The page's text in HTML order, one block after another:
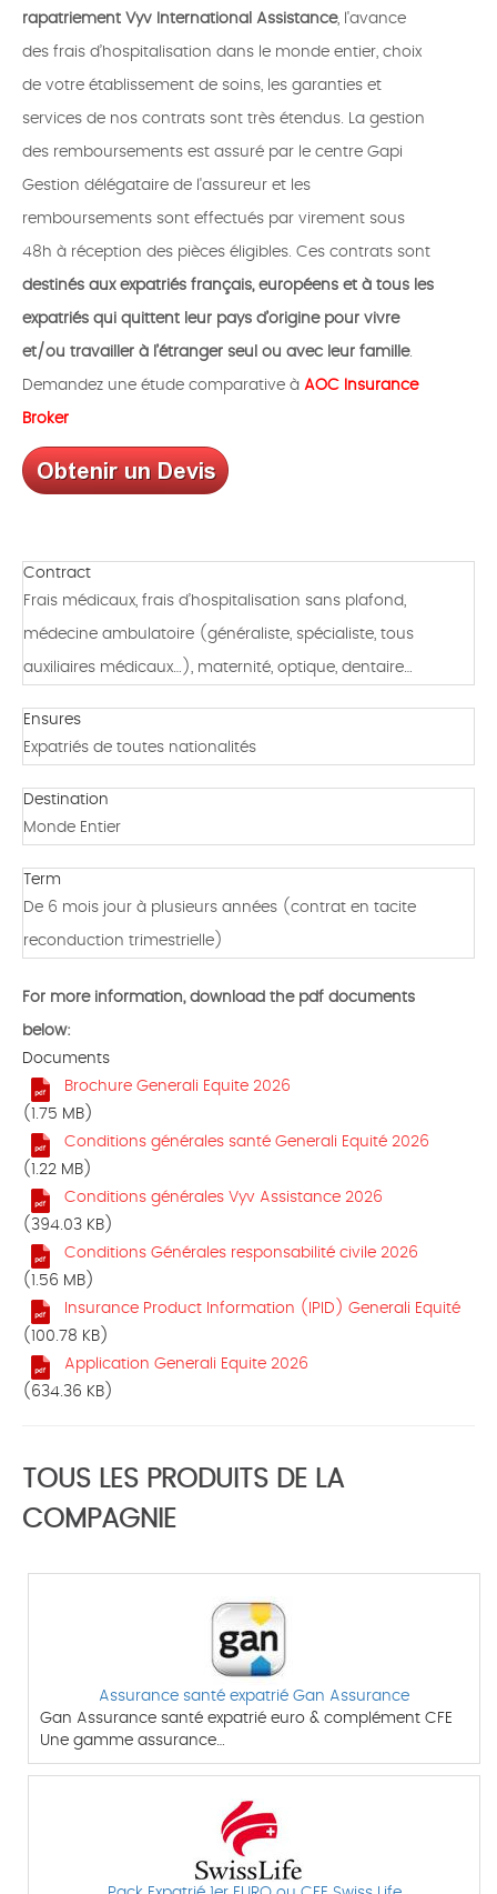
rapatriement Vyv International Assistance, l'avance
des frais d’hospitalisation dans le monde entier, choix
de votre établissement de soins, les garanties et
services de nos contrats sont très étendus. La gestion
des remboursements est assuré par le centre Gapi
Gestion délégataire de l'assureur et les
remboursements sont effectués par virement sous
48h à réception des pièces éligibles. Ces contrats sont
destinés aux expatriés français, européens et à tous les
expatriés qui quittent leur pays d’origine pour vivre
et/ou travailler à l’étranger seul ou avec leur famille.
Demandez une étude comparative à AOC Insurance
Broker
Contract
Frais médicaux, frais d’hospitalisation sans plafond,
médecine ambulatoire (généraliste, spécialiste, tous
auxiliaires médicaux…), maternité, optique, dentaire…
Ensures
Expatriés de toutes nationalités
Destination
Monde Entier
Term
De 6 mois jour à plusieurs années (contrat en tacite
reconduction trimestrielle)
For more information, download the pdf documents
below:
Documents
Brochure Generali Equite 2026
(1.75 MB)
Conditions générales santé Generali Equité 2026
(1.22 MB)
Conditions générales Vyv Assistance 2026
(394.03 KB)
Conditions Générales responsabilité civile 2026
(1.56 MB)
Insurance Product Information (IPID) Generali Equité
(100.78 KB)
Application Generali Equite 2026
(634.36 KB)
TOUS LES PRODUITS DE LA
COMPAGNIE
Assurance santé expatrié Gan Assurance
Gan Assurance santé expatrié euro & complément CFE
Une gamme assurance…